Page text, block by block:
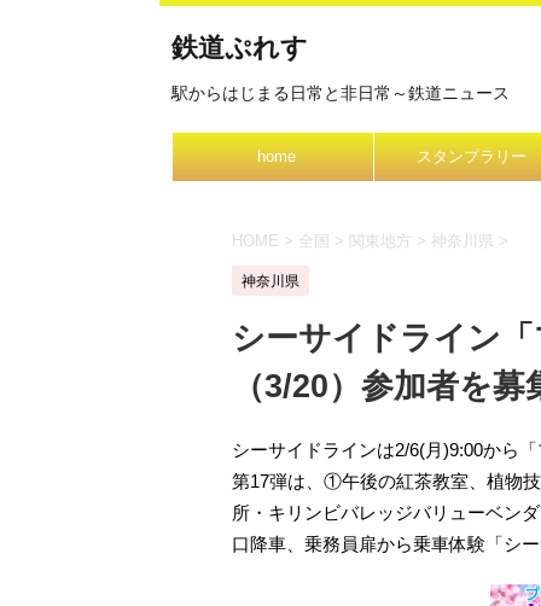
鉄道ぷれす
駅からはじまる日常と非日常～鉄道ニュース
home スタンプラリー
HOME > 全国 > 関東地方 > 神奈川県 >
神奈川県
シーサイドライン「
（3/20）参加者を募
シーサイドラインは2/6(月)9:00から
第17弾は、①午後の紅茶教室、植物
所・キリンビバレッジバリューベン
口降車、乗務員扉から乗車体験「シ